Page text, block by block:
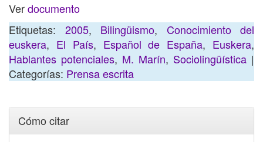
Verdocumento
Etiquetas: 2005, Bilingüismo, Conocimiento del
euskera, El País, Español de España, Euskera,
Hablantes potenciales, M. Marín, Sociolingüística |
Categorías: Prensa escrita
Cómo citar